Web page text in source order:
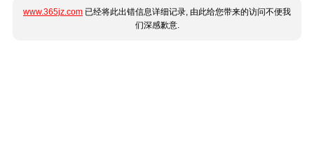
www.365jz.com 已经将此出错信息详细记录, 由此给您带来的访问不便我
们深感歉意.